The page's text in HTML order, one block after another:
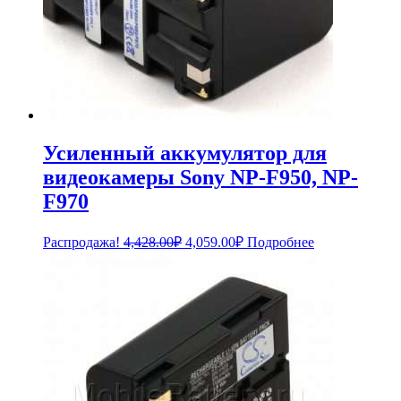
Усиленный аккумулятор для
видеокамеры Sony NP-F950, NP-
F970
Распродажа! 4,428.00₽ Первоначальная
4,428.00₽.
4,059.00₽Текущая
цена:
Подробнее